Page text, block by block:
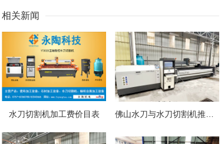
相关新闻
水刀切割机加工费价目表